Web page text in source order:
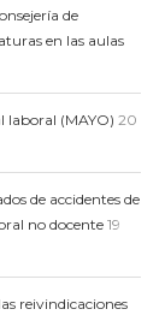
de
en las aulas
laboral (MAYO) 20
de accidentes de
no docente 19
reivindicaciones